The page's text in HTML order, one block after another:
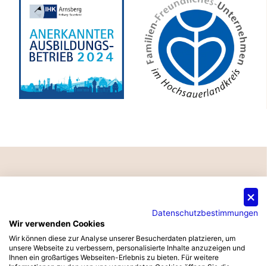
Archipoint Rivercruise
2026!
15.09. Düsseldorf • 16.09. Köln
©2026 Sorpetaler Fensterbau GmbH
Pinterest Youtube Instagram
Datenschutzbestimmungen
Wir verwenden Cookies
Wir können diese zur Analyse unserer Besucherdaten platzieren, um
unsere Webseite zu verbessern, personalisierte Inhalte anzuzeigen und
Ihnen ein großartiges Webseiten-Erlebnis zu bieten. Für weitere